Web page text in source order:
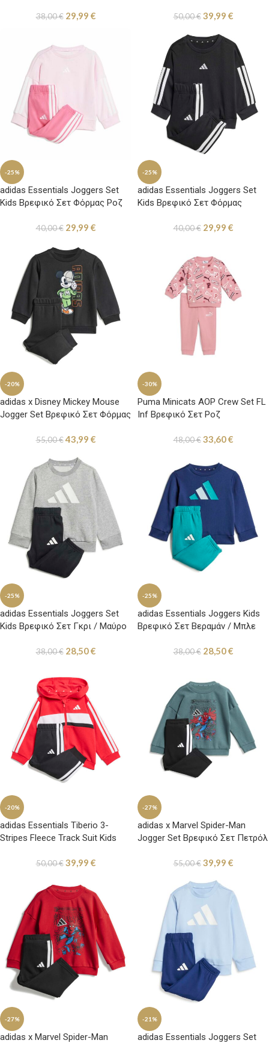
38,00€ 29,99 € 50,00€ 39,99 €
-25%
adidas Essentials Joggers Set
Kids Βρεφικό Σετ Φόρμας Ροζ
40,00€ 29,99 €
-25%
adidas Essentials Joggers Set
Kids Βρεφικό Σετ Φόρμας
40,00€ 29,99 €
-20%
adidas x Disney Mickey Mouse
Jogger Set Βρεφικό Σετ Φόρμας
55,00€43,99 €
-30%
Puma Minicats AOP Crew Set FL
Inf Βρεφικό Σετ Ροζ
48,00€ 33,60€
-25%
adidas Essentials Joggers Set
Kids Βρεφικό Σετ Γκρι / Μαύρο
38,00€ 28,50€
-25%
adidas Essentials Joggers Kids
Βρεφικό Σετ Βεραμάν / Μπλε
38,00€ 28,50€
-20%
adidas Essentials Tiberio 3-
Stripes Fleece Track Suit Kids
50,00€ 39,99 €
-27%
adidas x Marvel Spider-Man
Jogger Set Βρεφικό Σετ Πετρόλ
55,00€ 39,99 €
-27%
adidas x Marvel Spider-Man
-21%
adidas Essentials Joggers Set